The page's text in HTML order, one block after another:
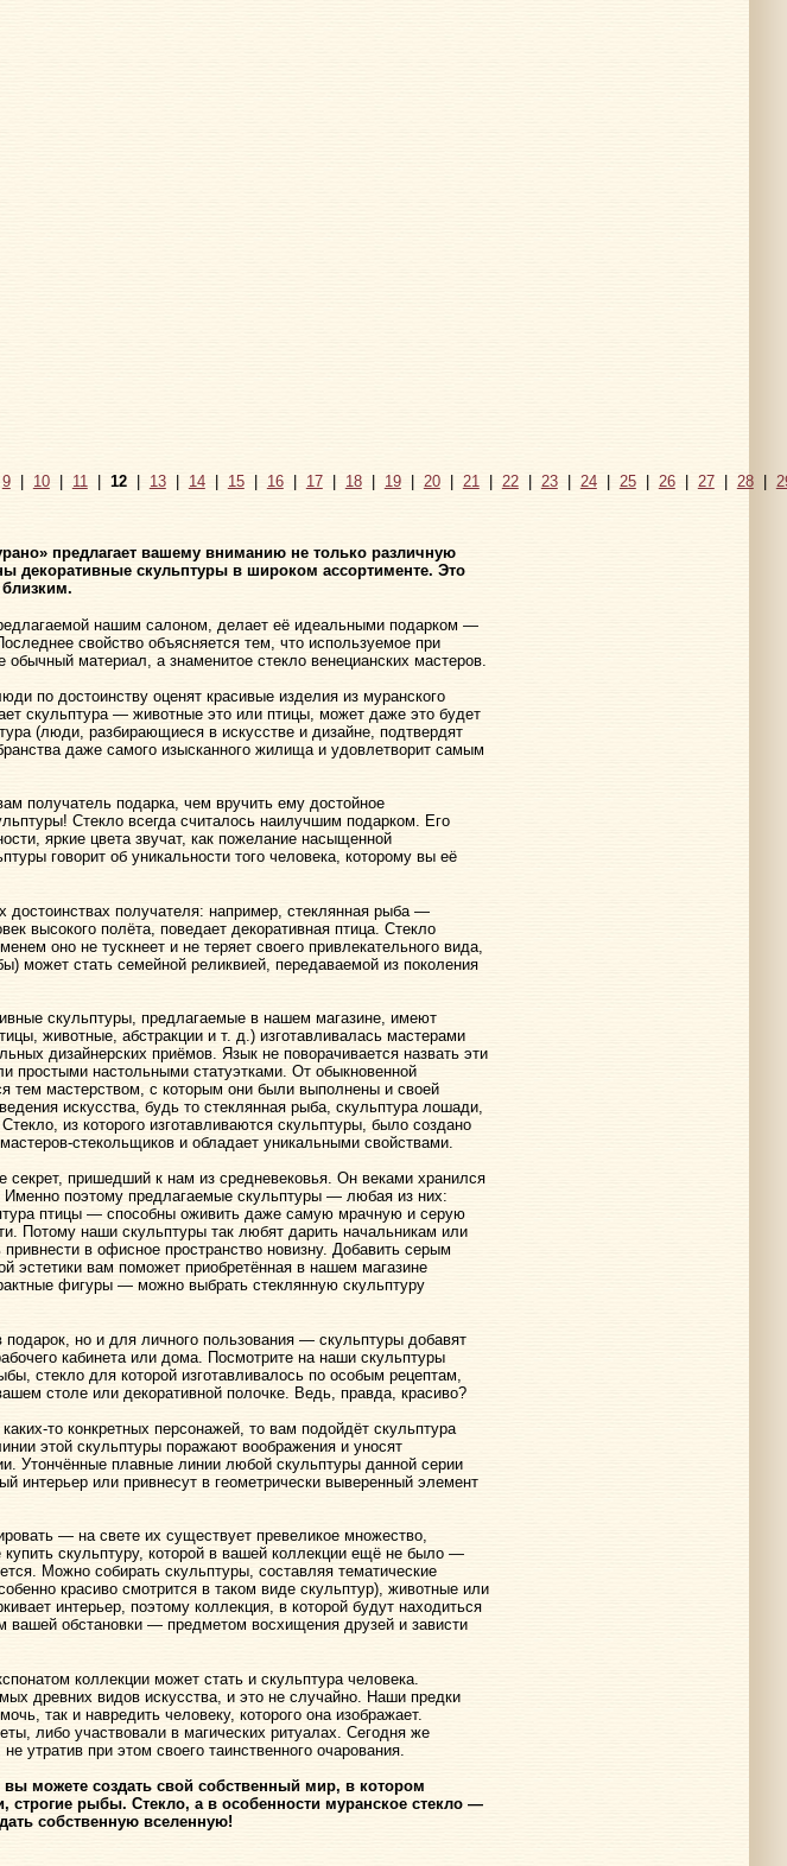
9| 10| 11 12| 13| 14| 15| 16| 17| 18| 19| 20| 21 22| 23| 24| 25| 26| 27| 28|
предлагает вашему вниманию не только различную
декоративные скульптуры в широком ассортименте. Это
нашим салоном, делает её идеальными подарком —
свойство объясняется тем, что используемое при
материал, а знаменитое стекло венецианских мастеров.
по достоинству оценят красивые изделия из муранского
скульптура — животные это или птицы, может даже это будет
(люди, разбирающиеся в искусстве и дизайне, подтвердят
даже самого изысканного жилища и удовлетворит самым
получатель подарка, чем вручить ему достойное
Стекло всегда считалось наилучшим подарком. Его
яркие цвета звучат, как пожелание насыщенной
говорит об уникальности того человека, которому вы её
достоинствах получателя: например, стеклянная рыба —
высокого полёта, поведает декоративная птица. Стекло
оно не тускнеет и не теряет своего привлекательного вида,
может стать семейной реликвией, передаваемой из поколения
скульптуры, предлагаемые в нашем магазине, имеют
животные, абстракции и т. д. ) изготавливалась мастерами
дизайнерских приёмов. Язык не поворачивается назвать эти
простыми настольными статуэтками. От обыкновенной
тем мастерством, с которым они были выполнены и своей
искусства, будь то стеклянная рыба, скульптура лошади,
из которого изготавливаются скульптуры, было создано
мастеров-стекольщикови обладает уникальными свойствами.
пришедший к нам из средневековья. Он веками хранился
поэтому предлагаемые скульптуры — любая из них:
птицы — способны оживить даже самую мрачную и серую
Потому наши скульптуры так любят дарить начальникам или
в офисное пространство новизну. Добавить серым
эстетики вам поможет приобретённая в нашем магазине
фигуры — можно выбрать стеклянную скульптуру
но и для личного пользования — скульптуры добавят
кабинета или дома. Посмотрите на наши скульптуры
стекло для которой изготавливалось по особым рецептам,
столе или декоративной полочке. Ведь, правда, красиво?
каких-токонкретных персонажей, то вам подойдёт скульптура
этой скульптуры поражают воображения и уносят
Утончённые плавные линии любой скульптуры данной серии
интерьер или привнесут в геометрически выверенный элемент
— на свете их существует превеликое множество,
скульптуру, которой в вашей коллекции ещё не было —
Можно собирать скульптуры, составляя тематические
красиво смотрится в таком виде скульптур), животные или
интерьер, поэтому коллекция, в которой будут находиться
вашей обстановки — предметом восхищения друзей и зависти
коллекции может стать и скульптура человека.
древних видов искусства, и это не случайно. Наши предки
так и навредить человеку, которого она изображает.
либо участвовали в магических ритуалах. Сегодня же
утратив при этом своего таинственного очарования.
вы можете создать свой собственный мир, в котором
строгие рыбы. Стекло, а в особенности муранское стекло —
собственную вселенную!